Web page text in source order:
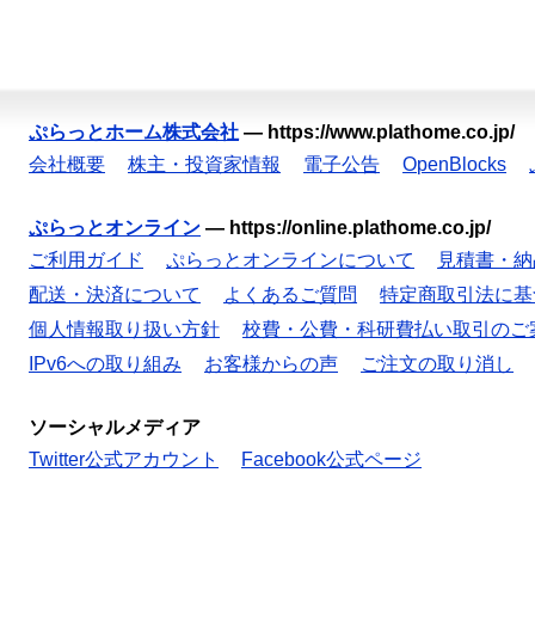
ぷらっとホーム株式会社 — https://www.plathome.co.jp/
会社概要
株主・投資家情報 電子公告 OpenBlocks
ぷらっとオンライン — https://online.plathome.co.jp/
ご利用ガイド
ぷらっとオンラインについて
見積書・
配送・決済について
よくあるご質問
特定商取引法に
個人情報取り扱い方針
校費・公費・科研費払い取引のご
IPv6への取り組み
お客様からの声 ご注文の取り消し
ソーシャルメディア
Twitter公式アカウント
Facebook公式ページ